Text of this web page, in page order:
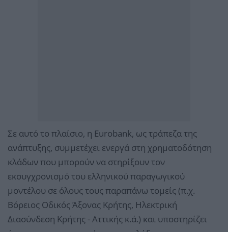
Σε αυτό το πλαίσιο, η Eurobank, ως τράπεζα της
ανάπτυξης, συμμετέχει ενεργά στη χρηματοδότηση
κλάδων που μπορούν να στηρίξουν τον
εκσυγχρονισμό του ελληνικού παραγωγικού
μοντέλου σε όλους τους παραπάνω τομείς (π.χ.
Βόρειος Οδικός Άξονας Κρήτης, Ηλεκτρική
Διασύνδεση Κρήτης - Αττικής κ.ά.) και υποστηρίζει